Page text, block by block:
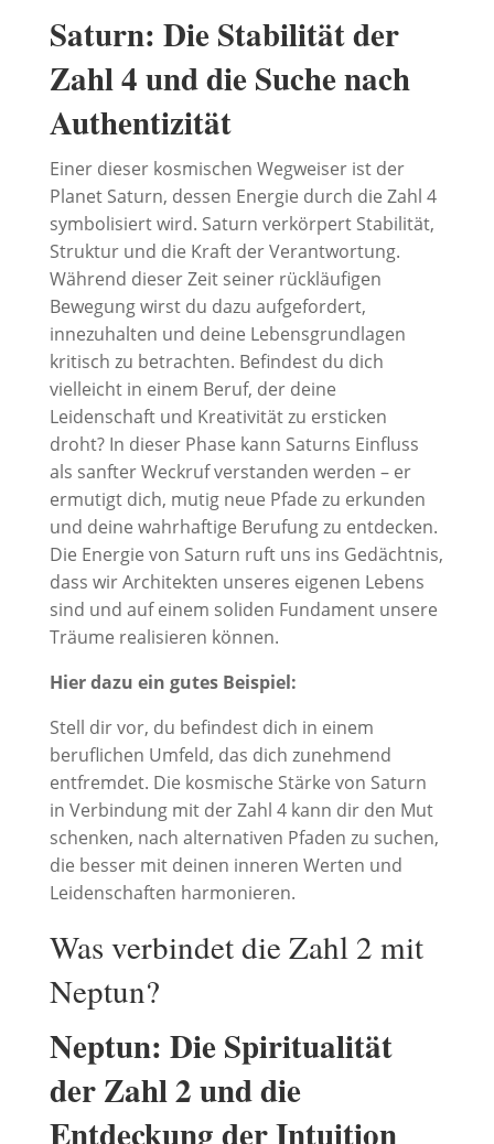
Saturn: Die Stabilität der
Zahl 4 und die Suche nach
Authentizität
Einer dieser kosmischen Wegweiser ist der
Planet Saturn, dessen Energie durch die Zahl 4
symbolisiert wird. Saturn verkörpert Stabilität,
Struktur und die Kraft der Verantwortung.
Während dieser Zeit seiner rückläufigen
Bewegung wirst du dazu aufgefordert,
innezuhalten und deine Lebensgrundlagen
kritisch zu betrachten. Befindest du dich
vielleicht in einem Beruf, der deine
Leidenschaft und Kreativität zu ersticken
droht? In dieser Phase kann Saturns Einfluss
als sanfter Weckruf verstanden werden – er
ermutigt dich, mutig neue Pfade zu erkunden
und deine wahrhaftige Berufung zu entdecken.
Die Energie von Saturn ruft uns ins Gedächtnis,
dass wir Architekten unseres eigenen Lebens
sind und auf einem soliden Fundament unsere
Träume realisieren können.
Hier dazu ein gutes Beispiel:
Stell dir vor, du befindest dich in einem
beruflichen Umfeld, das dich zunehmend
entfremdet. Die kosmische Stärke von Saturn
in Verbindung mit der Zahl 4 kann dir den Mut
schenken, nach alternativen Pfaden zu suchen,
die besser mit deinen inneren Werten und
Leidenschaften harmonieren.
Was verbindet die Zahl 2 mit
Neptun?
Neptun: Die Spiritualität
der Zahl 2 und die
Entdeckung der Intuition